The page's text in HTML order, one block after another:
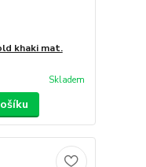
khaki mat.
Skladem